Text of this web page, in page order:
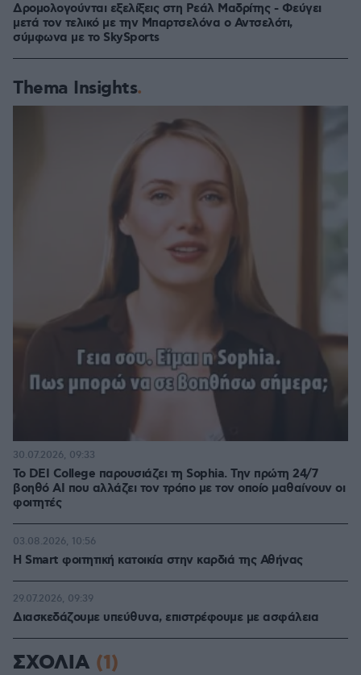
Δρομολογούνται εξελίξεις στη Ρεάλ Μαδρίτης - Φεύγει
μετά τον τελικό με την Μπαρτσελόνα ο Αντσελότι,
σύμφωνα με το SkySports
Thema Insights
Το DEI College παρουσιάζει τη Sophia. Την πρώτη 24/7
βοηθό AI που αλλάζει τον τρόπο με τον οποίο μαθαίνουν οι
φοιτητές
30.07.2026, 09:33
Η Smart φοιτητική κατοικία στην καρδιά της Αθήνας
03.08.2026, 10:56
Διασκεδάζουμε υπεύθυνα, επιστρέφουμε με ασφάλεια
29.07.2026, 09:39
ΣΧΟΛΙΑ (1)